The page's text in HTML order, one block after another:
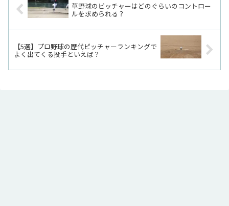
草野球のピッチャーはどのぐらいのコントロー
ルを求められる？
【5選】プロ野球の歴代ピッチャーランキングで
よく出てくる投手といえば？